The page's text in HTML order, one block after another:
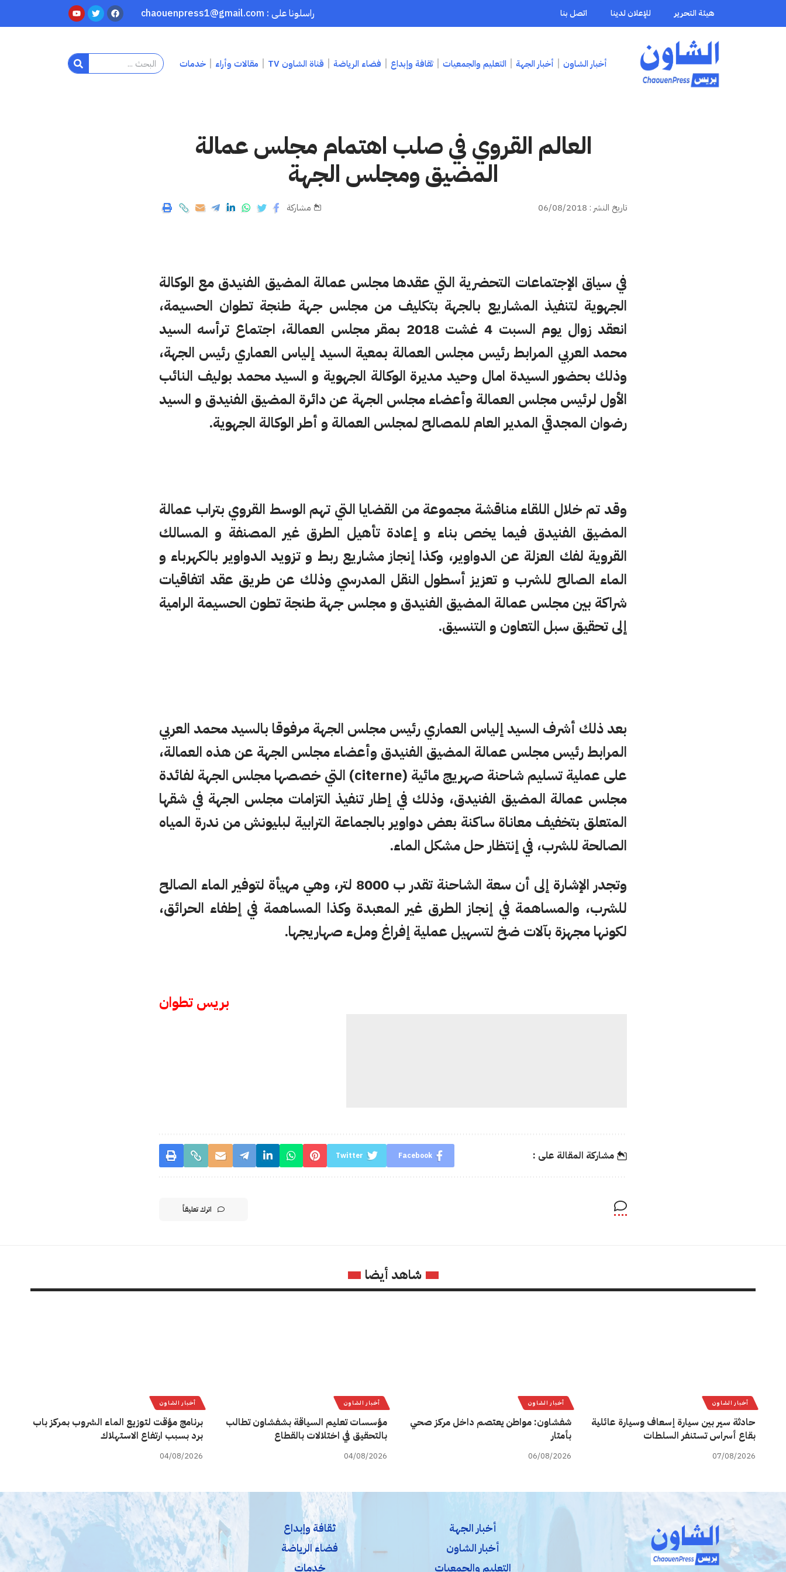
هيئة التحرير للإعلان لدينا اتصل بنا راسلونا على : chaouenpress1@gmail.com
أخبار الشاون أخبار الجهة التعليم والجمعيات ثقافة وإبداع فضاء الرياضة قناة الشاون TV مقالات وأراء خدمات
العالم القروي في صلب اهتمام مجلس عمالة
المضيق ومجلس الجهة
تاريخ النشر : 06/08/2018 مشاركة
في سياق الإجتماعات التحضرية التي عقدها مجلس عمالة المضيق الفنيدق مع الوكالة
الجهوية لتنفيذ المشاريع بالجهة بتكليف من مجلس جهة طنجة تطوان الحسيمة،
انعقد زوال يوم السبت 4 غشت 2018 بمقر مجلس العمالة، اجتماع ترأسه السيد
محمد العربي المرابط رئيس مجلس العمالة بمعية السيد إلياس العماري رئيس الجهة،
وذلك بحضور السيدة امال وحيد مديرة الوكالة الجهوية و السيد محمد بوليف النائب
الأول لرئيس مجلس العمالة وأعضاء مجلس الجهة عن دائرة المضيق الفنيدق و السيد
رضوان المجدقي المدير العام للمصالح لمجلس العمالة و أطر الوكالة الجهوية.
وقد تم خلال اللقاء مناقشة مجموعة من القضايا التي تهم الوسط القروي بتراب عمالة
المضيق الفنيدق فيما يخص بناء و إعادة تأهيل الطرق غير المصنفة و المسالك
القروية لفك العزلة عن الدواوير، وكذا إنجاز مشاريع ربط و تزويد الدواوير بالكهرباء و
الماء الصالح للشرب و تعزيز أسطول النقل المدرسي وذلك عن طريق عقد اتفاقيات
شراكة بين مجلس عمالة المضيق الفنيدق و مجلس جهة طنجة تطون الحسيمة الرامية
إلى تحقيق سبل التعاون و التنسيق.
بعد ذلك أشرف السيد إلياس العماري رئيس مجلس الجهة مرفوقا بالسيد محمد العربي
المرابط رئيس مجلس عمالة المضيق الفنيدق وأعضاء مجلس الجهة عن هذه العمالة،
على عملية تسليم شاحنة صهريج مائية (citerne) التي خصصها مجلس الجهة لفائدة
مجلس عمالة المضيق الفنيدق، وذلك في إطار تنفيذ التزامات مجلس الجهة في شقها
المتعلق بتخفيف معاناة ساكنة بعض دواوير بالجماعة الترابية لبليونش من ندرة المياه
الصالحة للشرب، في إنتظار حل مشكل الماء.
وتجدر الإشارة إلى أن سعة الشاحنة تقدر ب 8000 لتر، وهي مهيأة لتوفير الماء الصالح
للشرب، والمساهمة في إنجاز الطرق غير المعبدة وكذا المساهمة في إطفاء الحرائق،
لكونها مجهزة بآلات ضخ لتسهيل عملية إفراغ وملء صهاريجها.
بريس تطوان
مشاركة المقالة على : Facebook
Twitter
اترك تعليقاً
شاهد أيضا
أخبار الشاون
حادثة سير بين سيارة إسعاف وسيارة عائلية
بقاع أسراس تستنفر السلطات
07/08/2026
أخبار الشاون
شفشاون: مواطن يعتصم داخل مركز صحي
بأمتار
06/08/2026
أخبار الشاون
مؤسسات تعليم السياقة بشفشاون تطالب
بالتحقيق في اختلالات بالقطاع
04/08/2026
أخبار الشاون
برنامج مؤقت لتوزيع الماء الشروب بمركز باب
برد بسبب ارتفاع الاستهلاك
04/08/2026
أخبار الجهة
أخبار الشاون
التعليم والجمعيات
ثقافة وإبداع
فضاء الرياضة
خدمات